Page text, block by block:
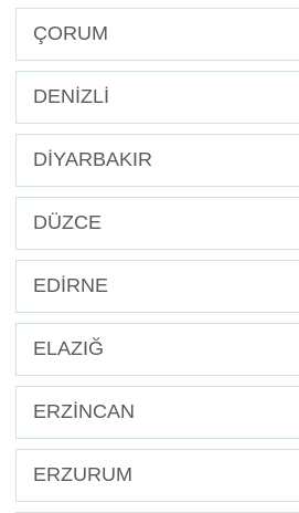
ÇORUM
DENİZLİ
DİYARBAKIR
DÜZCE
EDİRNE
ELAZIĞ
ERZİNCAN
ERZURUM